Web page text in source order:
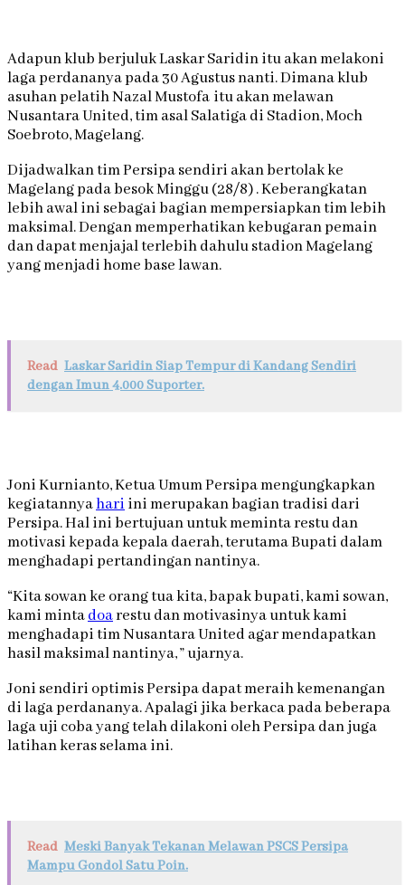
Adapun klub berjuluk Laskar Saridin itu akan melakoni
laga perdananya pada 30 Agustus nanti. Dimana klub
asuhan pelatih Nazal Mustofa itu akan melawan
Nusantara United, tim asal Salatiga di Stadion, Moch
Soebroto, Magelang.
Dijadwalkan tim Persipa sendiri akan bertolak ke
Magelang pada besok Minggu (28/8) . Keberangkatan
lebih awal ini sebagai bagian mempersiapkan tim lebih
maksimal. Dengan memperhatikan kebugaran pemain
dan dapat menjajal terlebih dahulu stadion Magelang
yang menjadi home base lawan.
Read Laskar Saridin Siap Tempur di Kandang Sendiri
dengan Imun 4.000 Suporter.
Joni Kurnianto, Ketua Umum Persipa mengungkapkan
kegiatannyahariini merupakan bagian tradisi dari
Persipa. Hal ini bertujuan untuk meminta restu dan
motivasi kepada kepala daerah, terutama Bupati dalam
menghadapi pertandingan nantinya.
“Kita sowan ke orang tua kita, bapak bupati, kami sowan,
kami mintadoarestu dan motivasinya untuk kami
menghadapi tim Nusantara United agar mendapatkan
hasil maksimal nantinya, ” ujarnya.
Joni sendiri optimis Persipa dapat meraih kemenangan
di laga perdananya. Apalagi jika berkaca pada beberapa
laga uji coba yang telah dilakoni oleh Persipa dan juga
latihan keras selama ini.
Read Meski Banyak Tekanan Melawan PSCS Persipa
Mampu Gondol Satu Poin.